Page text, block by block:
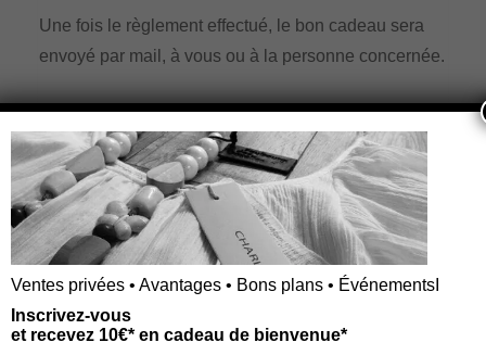
Une fois le règlement effectué, le bon cadeau sera
envoyé par mail, à vous ou à la personne concernée.
Le bon cadeau est valable pendant 1 an à compter
du jour de l’achat
PRODUITS SIMILAIRES
Ventes privées • Avantages • Bons plans • ÉvénementsI
Inscrivez-vous
et recevez 10€* en cadeau de bienvenue*